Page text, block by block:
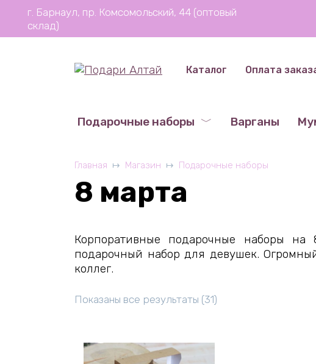
Перейти
содержанию
г. Барнаул, пр. Комсомольский, 44 (оптовый
склад)
Каталог Оплата
Подарочные наборы Варганы
Главная Магазин Подарочные наборы
8 марта
Корпоративные подарочные наборы
подарочный набор для девушек.
коллег.
Показаны все результаты (31)